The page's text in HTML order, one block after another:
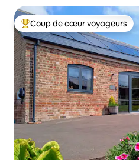
Coup de cœur voyageurs
Coup de cœur voyageurs